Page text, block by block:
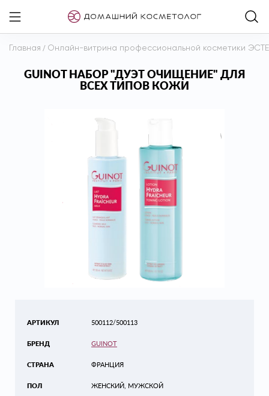
Главная / Онлайн-витрина профессиональной косметики
GUINOT НАБОР "ДУЭТ ОЧИЩЕНИЕ" ДЛЯ
ВСЕХ ТИПОВ КОЖИ
АРТИКУЛ
БРЕНД
СТРАНА
ПОЛ
500112/500113
GUINOT
ФРАНЦИЯ
ЖЕНСКИЙ, МУЖСКОЙ